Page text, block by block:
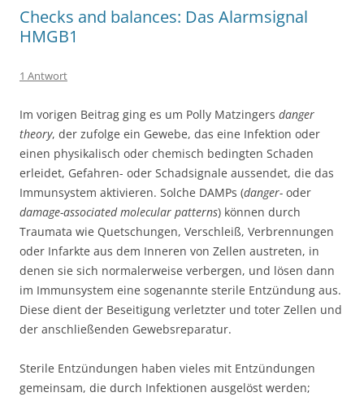
Checks and balances: Das Alarmsignal
HMGB1
1 Antwort
Im vorigen Beitrag ging es um Polly Matzingers danger
theory, der zufolge ein Gewebe, das eine Infektion oder
einen physikalisch oder chemisch bedingten Schaden
erleidet, Gefahren- oder Schadsignale aussendet, die das
Immunsystem aktivieren. Solche DAMPs (danger- oder
damage-associated molecular patterns) können durch
Traumata wie Quetschungen, Verschleiß, Verbrennungen
oder Infarkte aus dem Inneren von Zellen austreten, in
denen sie sich normalerweise verbergen, und lösen dann
im Immunsystem eine sogenannte sterile Entzündung aus.
Diese dient der Beseitigung verletzter und toter Zellen und
der anschließenden Gewebsreparatur.
Sterile Entzündungen haben vieles mit Entzündungen
gemeinsam, die durch Infektionen ausgelöst werden;